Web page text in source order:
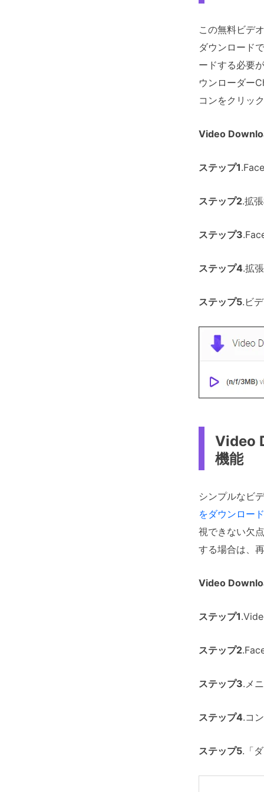
この無料ビデ
ダウンロード
ードする必要
ウンローダー
コンをクリッ
Video
ステップ1
ステップ2.拡
ステップ3
ステップ4.拡
ステップ5.ビ
Video
機能
シンプルなビ
をダウンロード
視できない欠
する場合は、
Video
ステップ1
ステップ2
ステップ3.メ
ステップ4.コ
ステップ5.「